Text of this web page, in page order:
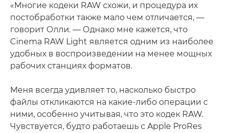
«Многие кодеки RAW схожи, и процедура их
постобработки также мало чем отличается, —
говорит Олли. — Однако мне кажется, что
Cinema RAW Light является одним из наиболее
удобных в воспроизведении на менее мощных
рабочих станциях форматов.
Меня всегда удивляет то, насколько быстро
файлы откликаются на какие-либо операции с
ними, особенно учитывая, что это кодек RAW.
Чувствуется, будто работаешь с Apple ProRes